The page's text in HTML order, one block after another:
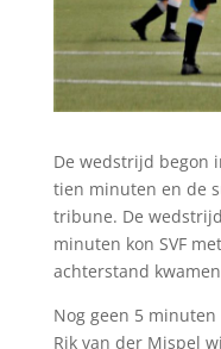
De wedstrijd begon
tien minuten en de
tribune. De
minuten kon SVF
achterstand
Nog geen 5
Rik van der Mispel